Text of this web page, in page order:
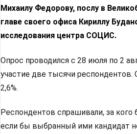
Михаилу Федорову, послу в
главе своего офиса Кириллу
исследования центра СОЦИС.
Опрос проводился с 28 июля по 2
участие две тысячи
2,6%.
Респондентов спрашивали, за кого
если бы выбранный ими кандидат